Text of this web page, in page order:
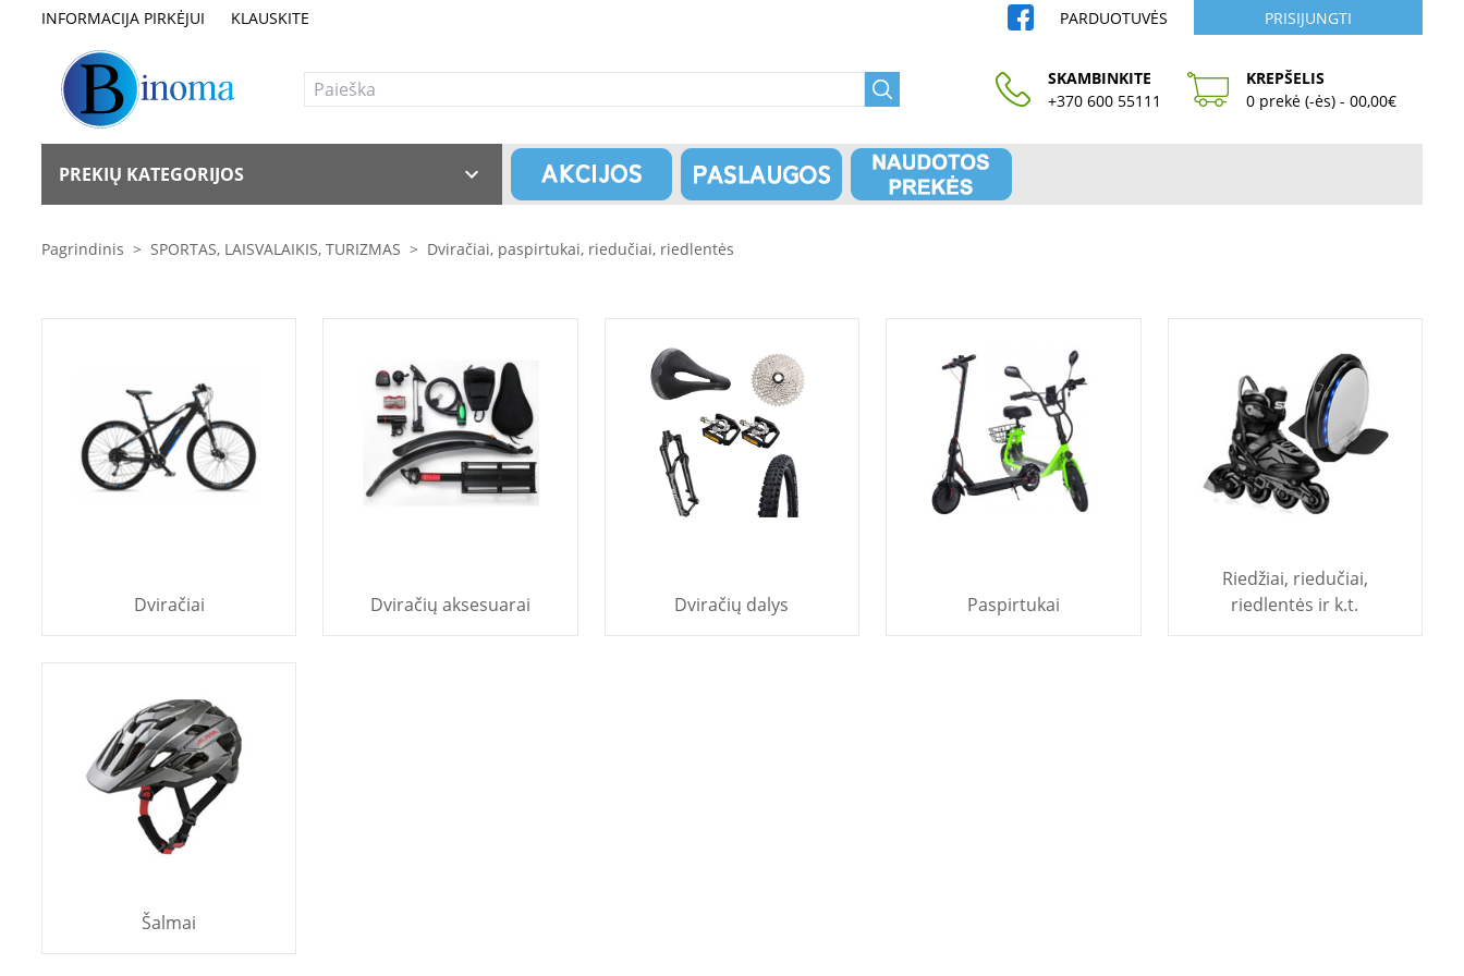
INFORMACIJA PIRKĖJUI KLAUSKITE PARDUOTUVĖS PRISIJUNGTI
SKAMBINKITE
+370 600 55111
KREPŠELIS
0 prekė (-ės) - 00,00€
PREKIŲ KATEGORIJOS
Pagrindinis > SPORTAS, LAISVALAIKIS, TURIZMAS > Dviračiai, paspirtukai, riedučiai, riedlentės
Dviračiai Dviračių aksesuarai Dviračių dalys Paspirtukai
Riedžiai, riedučiai,
riedlentės ir k.t.
Šalmai